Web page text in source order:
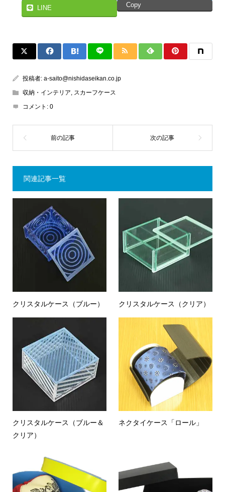
LINE Copy
投稿者: a-saito@nishidaseikan.co.jp
収納・インテリア
スカーフケース
コメント: 0
関連記事一覧
クリスタルケース（ブルー） クリスタルケース（クリア）
クリスタルケース（ブルー＆
クリア）
ネクタイケース「ロール」